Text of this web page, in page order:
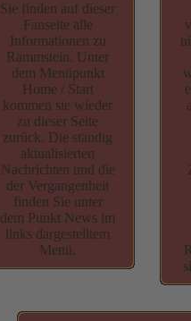
Sie finden auf dieser
Fanseite alle
Informationen zu
Rammstein. Unter
dem Menüpunkt
Home / Start
kommen sie wieder
zu dieser Seite
zurück. Die ständig
aktualisierten
Nachrichten und die
der Vergangenheit
finden Sie unter
dem Punkt News im
links dargestelltem
Menü.